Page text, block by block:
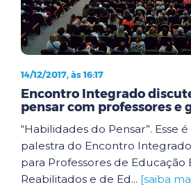
14/12/2017, às 16:17
Encontro Integrado
pensar com professores e
“Habilidades do Pensar”. Esse
palestra do Encontro
para Professores de Educação
Reabilitados e de Ed... [saiba